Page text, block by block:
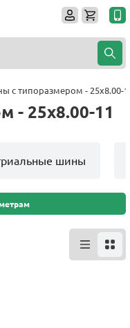
с типоразмером - 25x8.00-
- 25x8.00-11
шины